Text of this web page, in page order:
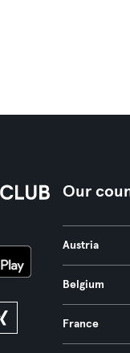
Our
Austria
Belgium
France